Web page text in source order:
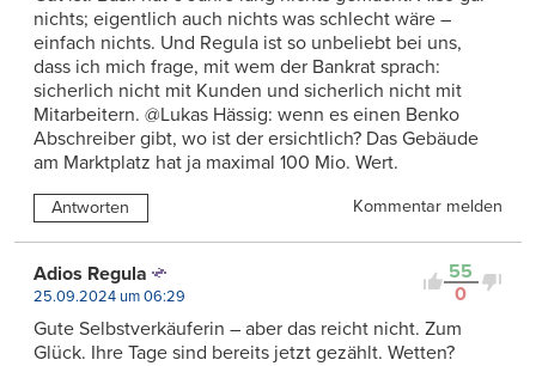
nichts; eigentlich auch nichts was schlecht wäre –
einfach nichts. Und Regula ist so unbeliebt bei uns,
dass ich mich frage, mit wem der Bankrat sprach:
sicherlich nicht mit Kunden und sicherlich nicht mit
Mitarbeitern. @Lukas Hässig: wenn es einen Benko
Abschreiber gibt, wo ist der ersichtlich? Das Gebäude
am Marktplatz hat ja maximal 100 Mio. Wert.
Antworten Kommentar melden
55
0
Adios Regula
25.09.2024 um 06:29
Gute Selbstverkäuferin – aber das reicht nicht. Zum
Glück. Ihre Tage sind bereits jetzt gezählt. Wetten?